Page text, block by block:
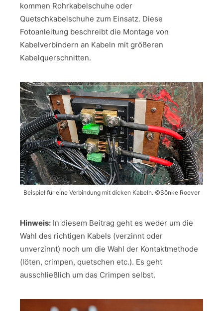
kommen Rohrkabelschuhe oder
Quetschkabelschuhe zum Einsatz. Diese
Fotoanleitung beschreibt die Montage von
Kabelverbindern an Kabeln mit größeren
Kabelquerschnitten.
Beispiel für eine Verbindung mit dicken Kabeln. ©Sönke Roever
Hinweis: In diesem Beitrag geht es weder um die
Wahl des richtigen Kabels (verzinnt oder
unverzinnt) noch um die Wahl der Kontaktmethode
(löten, crimpen, quetschen etc.). Es geht
ausschließlich um das Crimpen selbst.